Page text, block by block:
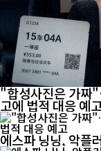
"합성사진은 가짜
고에 법적 대응 예
에스파 닝닝, 악